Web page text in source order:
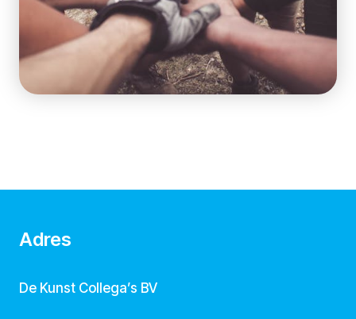
Adres
De Kunst Collega’s BV